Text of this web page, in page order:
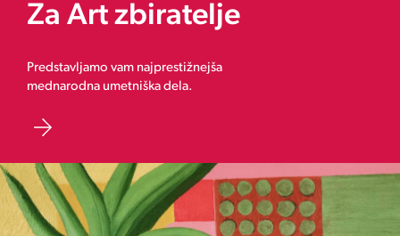
Za Art zbiratelje
Predstavljamo vam najprestižnejša
mednarodna umetniška dela.